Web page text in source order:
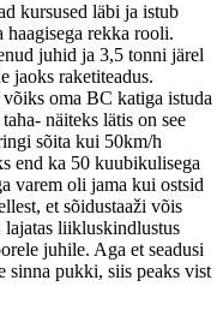
kursused läbi ja istub
rekka rooli.
juhid ja 3,5 tonni järel
jaoks raketiteadus.
oma BC katiga istuda
näiteks lätis on see
sõita kui 50km/h
end ka 50 kuubikulisega
varem oli jama kui ostsid
et sõidustaaži võis
lajatas liikluskindlustus
juhile. Aga et seadusi
sinna pukki, siis peaks vist